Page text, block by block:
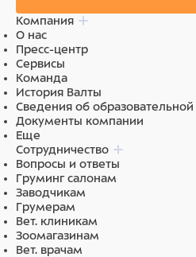
Компания
О нас
Пресс-центр
Сервисы
Команда
История Валты
Сведения об образовательной
Документы компании
Еще
Сотрудничество
Вопросы и ответы
Груминг салонам
Заводчикам
Грумерам
Вет. клиникам
Зоомагазинам
Вет. врачам